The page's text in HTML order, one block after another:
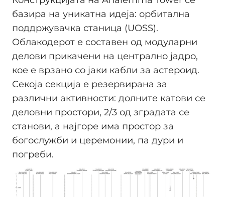
базира на уникатна идеја: орбитална
поддржувачка станица (UOSS).
Облакодерот е составен од модуларни
делови прикачени на централно јадро,
кое е врзано со јаки кабли за астероид.
Секоја секција е резервирана за
различни активности: долните катови се
деловни простори, 2/3 од зградата се
станови, а најгоре има простор за
богослужби и церемонии, па дури и
погреби.